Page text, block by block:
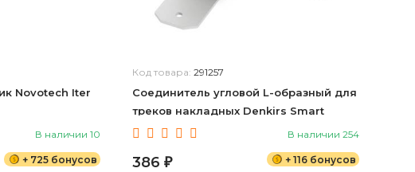
Novotech Iter
В наличии 10
+ 725 бонусов
Код товара:291257
Соединитель угловой L-образный для
треков накладных Denkirs Smart
TR2102-WH
В наличии 254
386₽ + 116 бонусов